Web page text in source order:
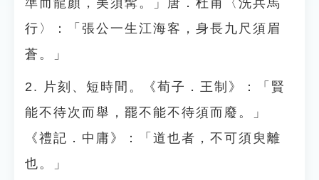
準而龍顏，美須髯。」唐．杜甫〈洗兵馬
行〉：「張公一生江海客，身長九尺須眉
蒼。」
2. 片刻、短時間。《荀子．王制》：「賢
能不待次而舉，罷不能不待須而廢。」
《禮記．中庸》：「道也者，不可須臾離
也。」